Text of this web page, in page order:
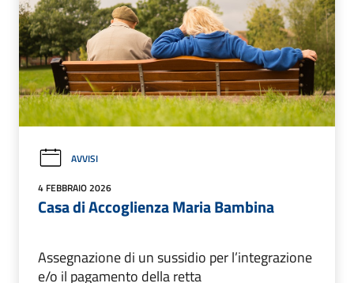
AVVISI
4 FEBBRAIO 2026
Casa di Accoglienza Maria Bambina
Assegnazione di un sussidio per l’integrazione
e/o il pagamento della retta